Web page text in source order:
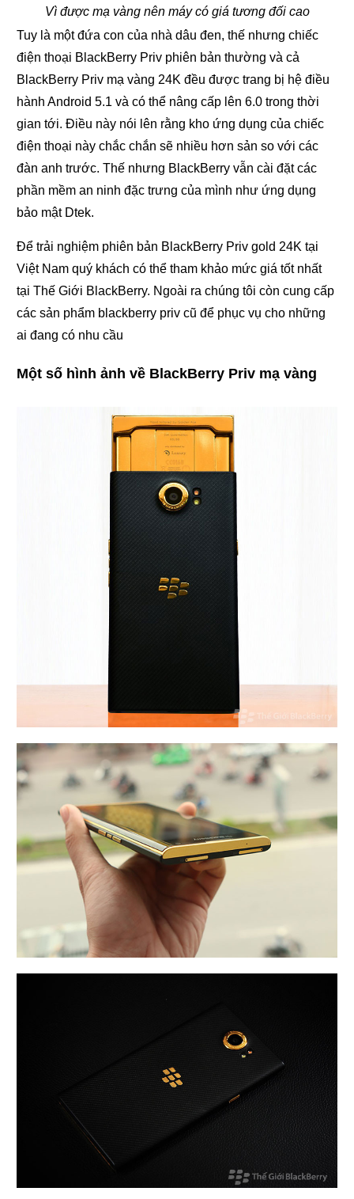
Vì được mạ vàng nên máy có giá tương đối cao
Tuy là một đứa con của nhà dâu đen, thế nhưng chiếc
điện thoại BlackBerry Priv phiên bản thường và cả
BlackBerry Priv mạ vàng 24K đều được trang bị hệ điều
hành Android 5.1 và có thể nâng cấp lên 6.0 trong thời
gian tới. Điều này nói lên rằng kho ứng dụng của chiếc
điện thoại này chắc chắn sẽ nhiều hơn sản so với các
đàn anh trước. Thế nhưng BlackBerry vẫn cài đặt các
phần mềm an ninh đặc trưng của mình như ứng dụng
bảo mật Dtek.
Để trải nghiệm phiên bản BlackBerry Priv gold 24K tại
Việt Nam quý khách có thể tham khảo mức giá tốt nhất
tại Thế Giới BlackBerry. Ngoài ra chúng tôi còn cung cấp
các sản phẩm blackberry priv cũ để phục vụ cho những
ai đang có nhu cầu
Một số hình ảnh về BlackBerry Priv mạ vàng